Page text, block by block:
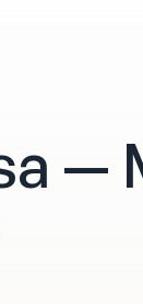
—